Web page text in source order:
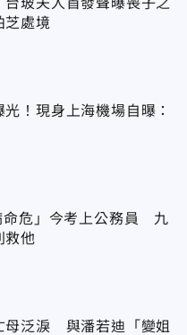
台玻夫人首發聲曝喪子之
處境
！現身上海機場自曝：
命危」今考上公務員 九
救他
母泛淚 與潘若迪「變姐